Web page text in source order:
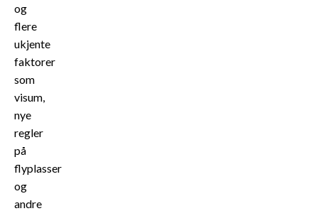
og
flere
ukjente
faktorer
som
visum,
nye
regler
på
flyplasser
og
andre